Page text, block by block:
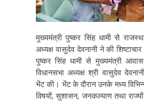
मुख्यमंत्री पुष्कर सिंह धामी से
अध्यक्ष वासुदेव देवनानी ने की
पुष्कर सिंह धामी से मुख्यमंत्री
विधानसभा अध्यक्ष श्री वासुदेव
भेंट की। भेंट के दौरान उनके मध्य
विषयों, सुशासन, जनकल्याण तथा